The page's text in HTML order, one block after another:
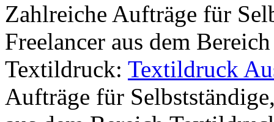
Zahlreiche Aufträge für
Freelancer aus dem
Textildruck: Textildruck
Aufträge für